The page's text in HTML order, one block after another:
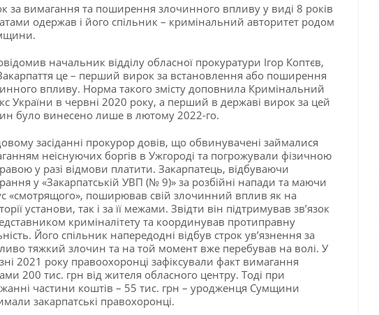
за вимагання та поширення злочинного впливу у виді 8 років
одержав і його спільник – кримінальний авторитет родом
начальник відділу обласної прокуратури Ігор Коптєв,
це – перший вирок за встановлення або поширення
впливу. Норма такого змісту доповнила Кримінальний
України в червні 2020 року, а перший в державі вирок за цей
було винесено лише в лютому 2022-го.
засіданні прокурор довів, що обвинувачені займалися
неіснуючих боргів в Ужгороді та погрожували фізичною
у разі відмови платити. Закарпатець, відбуваючи
у «Закарпатській УВП (№ 9)» за розбійні напади та маючи
«смотрящого», поширював свій злочинний вплив як на
установи, так і за її межами. Звідти він підтримував зв’язок
криміналітету та координував протиправну
Його спільник напередодні відбув строк ув’язнення за
тяжкий злочин та на той момент вже перебував на волі. У
2021 року правоохоронці зафіксували факт вимагання
200 тис. грн від жителя обласного центру. Тоді при
частини коштів – 55 тис. грн – уродженця Сумщини
закарпатські правохоронці.